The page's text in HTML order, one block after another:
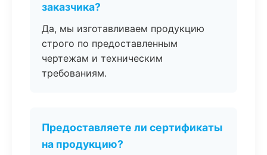
заказчика?
Да, мы изготавливаем продукцию
строго по предоставленным
чертежам и техническим
требованиям.
Предоставляете ли сертификаты
на продукцию?